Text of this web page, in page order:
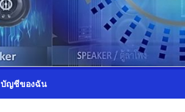
บัญชีของฉัน